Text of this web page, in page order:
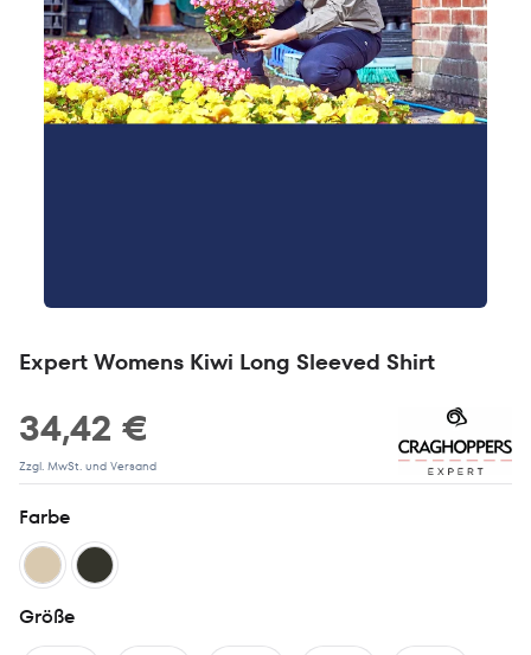
Expert Womens Kiwi Long Sleeved Shirt
34,42 €
Zzgl. MwSt. und Versand
Farbe
Größe